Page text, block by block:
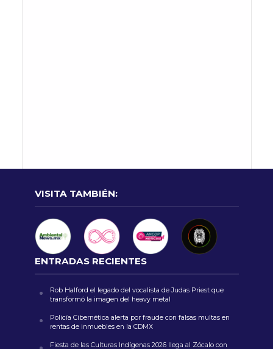
VISITA TAMBIÉN:
ENTRADAS RECIENTES
Rob Halford el legado del vocalista de Judas Priest que
transformó la imagen del heavy metal
Policía Cibernética alerta por fraude con falsas multas en
rentas de inmuebles en la CDMX
Fiesta de las Culturas Indígenas 2026 llega al Zócalo con